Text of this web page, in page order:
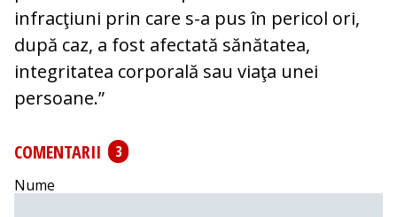
infracţiuni prin care s-a pus în pericol ori,
după caz, a fost afectată sănătatea,
integritatea corporală sau viaţa unei
persoane.”
COMENTARII
3
Nume